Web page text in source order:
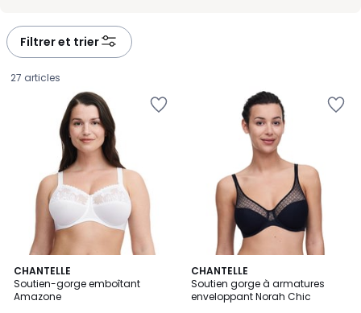
Filtrer et trier
27 articles
CHANTELLE
Soutien-gorge emboîtant
Amazone
4,6
/ 5
3
Couleurs
CHANTELLE
Soutien gorge à armatures
enveloppant Norah Chic
4,7
/ 5